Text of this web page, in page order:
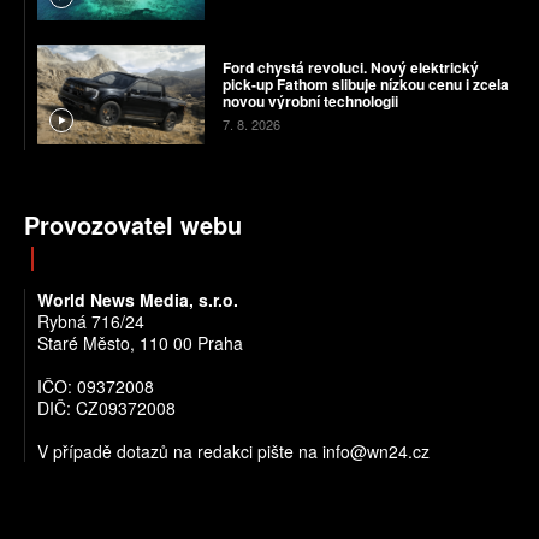
Ford chystá revoluci. Nový elektrický
pick-up Fathom slibuje nízkou cenu i zcela
novou výrobní technologii
7. 8. 2026
Provozovatel webu
World News Media, s.r.o.
Rybná 716/24
Staré Město, 110 00 Praha
IČO: 09372008
DIČ: CZ09372008
V případě dotazů na redakci pište na info@wn24.cz